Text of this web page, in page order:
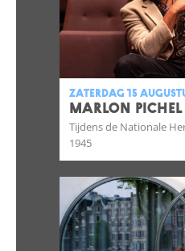
zaterdag 15
MARLON PICHEL
Tijdens de Nationale
1945